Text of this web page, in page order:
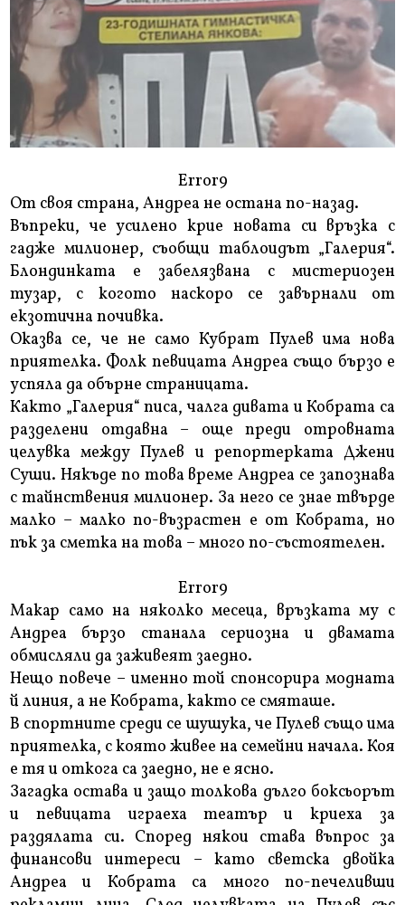
Error9
От своя страна, Андреа не остана по-назад.
Въпреки, че усилено крие новата си връзка с
гадже милионер, съобщи таблоидът „Галерия“.
Блондинката е забелязвана с мистериозен
тузар, с когото наскоро се завърнали от
екзотична почивка.
Оказва се, че не само Кубрат Пулев има нова
приятелка. Фолк певицата Андреа също бързо е
успяла да обърне страницата.
Както „Галерия“ писа, чалга дивата и Кобрата са
разделени отдавна – още преди отровната
целувка между Пулев и репортерката Джени
Суши. Някъде по това време Андреа се запознава
с тайнствения милионер. За него се знае твърде
малко – малко по-възрастен е от Кобрата, но
пък за сметка на това – много по-състоятелен.
Error9
Макар само на няколко месеца, връзката му с
Андреа бързо станала сериозна и двамата
обмисляли да заживеят заедно.
Нещо повече – именно той спонсорира модната
й линия, а не Кобрата, както се смяташе.
В спортните среди се шушука, че Пулев също има
приятелка, с която живее на семейни начала. Коя
е тя и откога са заедно, не е ясно.
Загадка остава и защо толкова дълго боксьорът
и певицата играеха театър и криеха за
раздялата си. Според някои става въпрос за
финансови интереси – като светска двойка
Андреа и Кобрата са много по-печеливши